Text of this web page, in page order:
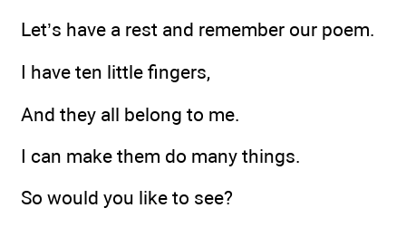
Let’s have a rest and remember our poem.
I have ten little fingers,
And they all belong to me.
I can make them do many things.
So would you like to see?